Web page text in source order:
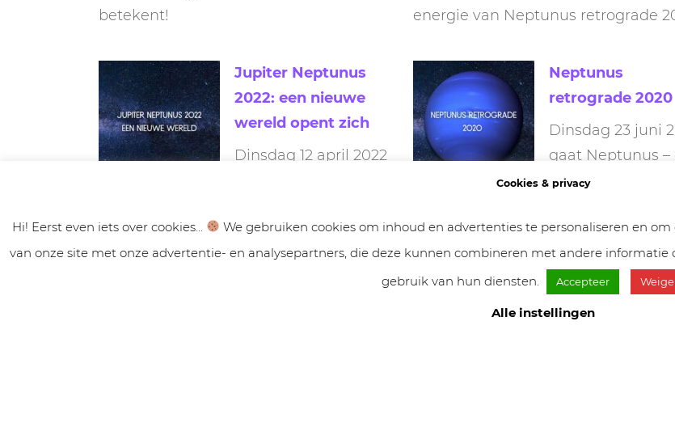
betekent!
energie van Neptunus retrograde
Jupiter Neptunus
2022: een nieuwe
wereld opent zich
Dinsdag 12 april 2022
kun je dit ook wel noemen. En dit is een
unieke samenkomst!
Neptunus
retrograde 2020
Dinsdag 23 juni
gaat Neptunus –
planeet van je
retrograde heeft impact op je
verbeelding.
Cookies & privacy
Hi! Eerst even iets over cookies...
We gebruiken cookies om inhoud en advertenties te personaliseren en
van onze site met onze advertentie- en analysepartners, die deze kunnen combineren met andere
gebruik van hun diensten.
Accepteer
Alle instellingen